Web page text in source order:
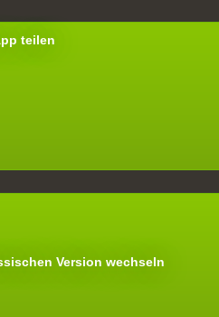
teilen
Version wechseln